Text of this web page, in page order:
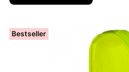
Bestseller